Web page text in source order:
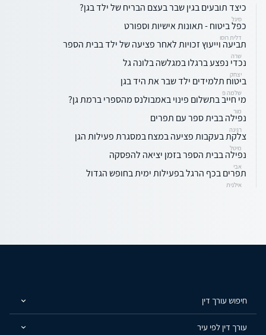
כיצד תובעים בגין שבר בעצם הבריח של ילד בגן?
סיגל
כפל ביטוח - תאונות אישיות וספורט
דלית רוסו
תביעה וייעוץ זכויות לאחר פציעה של ילד בבית הספר
שרה
נכדי נפצע ברגלו במגלשה בלונה גל
יצחק
ביטוח תלמידים ילד שבר את היד בגן
שלמה פ
מי חייב בתשלום פינוי באמבולנס מהספרי ברמת גן?
מור
נפילה בבית ספר עם תפרים
רגינה
צלקת בעקבות פציעה במצח במסגרת פעילות הגן
מיטל
נפילה בבית הספר בזמן יציאה להפסקה
אבי
תפרים בכף הרגל בפעילות ימית בחופש הגדול
אילנית
חיפוש עורך דין
עורך דין לפי עיר